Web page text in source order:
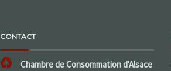
CONTACT
Chambre de Consommation d'Alsace